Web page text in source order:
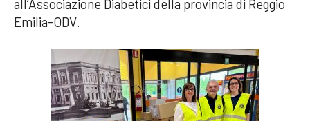
all’Associazione Diabetici della provincia di Reggio
Emilia-ODV.